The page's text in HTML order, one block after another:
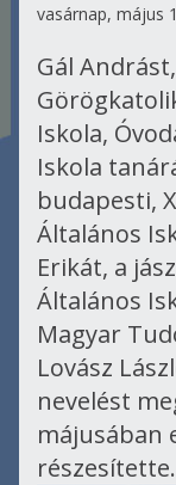
vasárnap, május
Gál
Iskola,
Iskola
budapesti,
Általános
Erikát, a
Általános
Magyar
Lovász
nevelést
májusában
részesítette.